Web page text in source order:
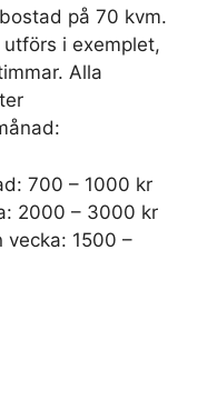
på 70 kvm.
i exemplet,
Alla
700 – 1000 kr
2000 – 3000 kr
vecka: 1500 –